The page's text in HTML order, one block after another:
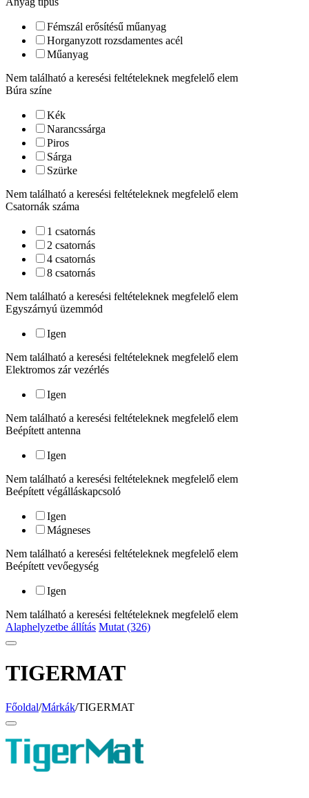
Fémszál erősítésű műanyag
Horganyzott rozsdamentes acél
Műanyag
Nem található a keresési feltételeknek megfelelő elem
Búra színe
Kék
Narancssárga
Piros
Sárga
Szürke
Nem található a keresési feltételeknek megfelelő elem
Csatornák száma
1 csatornás
2 csatornás
4 csatornás
8 csatornás
Nem található a keresési feltételeknek megfelelő elem
Egyszárnyú üzemmód
Igen
Nem található a keresési feltételeknek megfelelő elem
Elektromos zár vezérlés
Igen
Nem található a keresési feltételeknek megfelelő elem
Beépített antenna
Igen
Nem található a keresési feltételeknek megfelelő elem
Beépített végálláskapcsoló
Igen
Mágneses
Nem található a keresési feltételeknek megfelelő elem
Beépített vevőegység
Igen
Nem található a keresési feltételeknek megfelelő elem
Alaphelyzetbe állítás Mutat (326)
TIGERMAT
Főoldal/Márkák/TIGERMAT